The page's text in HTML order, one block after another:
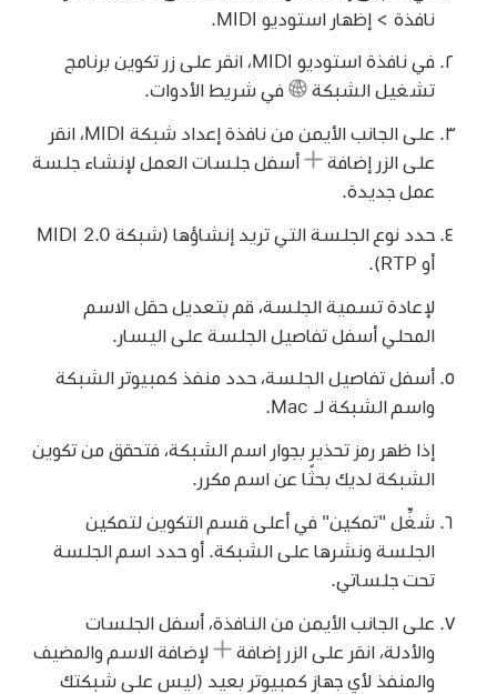
نافذة > إظهار استوديو MIDI.
في نافذة استوديو MIDI، انقر على زر تكوين برنامج
تشغيل الشبكة
في شريط الأدوات.
على الجانب الأيمن من نافذة إعداد شبكة MIDI، انقر
على الزر إضافة
أسفل جلسات العمل لإنشاء جلسة
عمل جديدة.
حدد نوع الجلسة التي تريد إنشاؤها (شبكة MIDI 2.0
أو RTP).
لإعادة تسمية الجلسة، قم بتعديل حقل الاسم
المحلي أسفل تفاصيل الجلسة على اليسار.
أسفل تفاصيل الجلسة، حدد منفذ كمبيوتر الشبكة
واسم الشبكة لـ Mac.
إذا ظهر رمز تحذير بجوار اسم الشبكة، فتحقق من تكوين
الشبكة لديك بحثًا عن اسم مكرر.
شغِّل "تمكين" في أعلى قسم التكوين لتمكين
الجلسة ونشرها على الشبكة. أو حدد اسم الجلسة
تحت جلساتي.
على الجانب الأيمن من النافذة، أسفل الجلسات
والأدلة، انقر على الزر إضافة
لإضافة الاسم والمضيف
والمنفذ لأي جهاز كمبيوتر بعيد (ليس على شبكتك